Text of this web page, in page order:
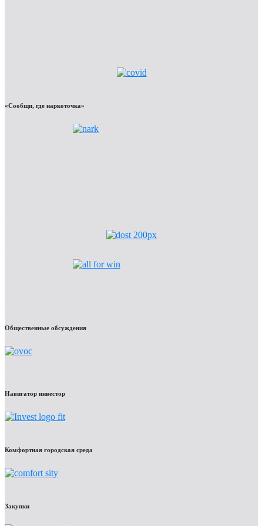
«Сообщи, где наркоточка»
Общественные обсуждения
Навигатор инвестор
Комфортная городская среда
Закупки